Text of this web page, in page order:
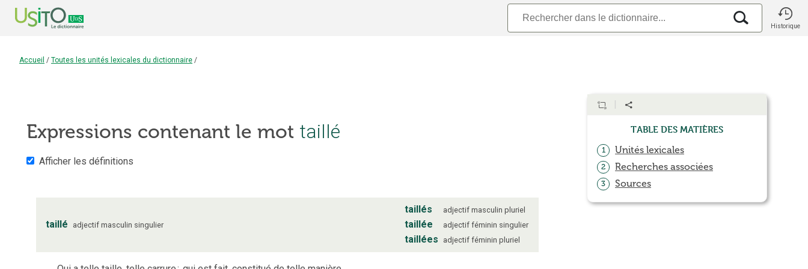
Historique
Accueil / Toutes les unités lexicales du dictionnaire /
Expressions contenant le mot taillé
Afficher les définitions
taillé adjectif masculin singulier
taillés adjectif masculin pluriel
taillée adjectif féminin singulier
taillées adjectif féminin pluriel
Table des matières
1 Unités lexicales
2 Recherches associées
3 Sources